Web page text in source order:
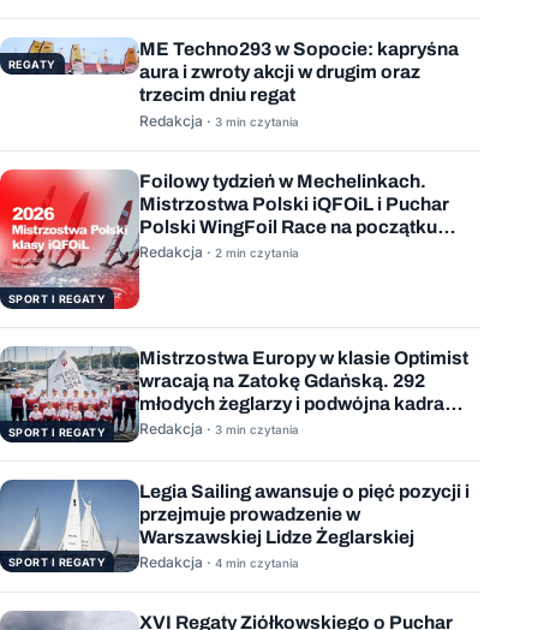
REGATY
ME Techno293 w Sopocie: kapryśna
aura i zwroty akcji w drugim oraz
trzecim dniu regat
Redakcja · 3 min czytania
SPORT I REGATY
Foilowy tydzień w Mechelinkach.
Mistrzostwa Polski iQFOiL i Puchar
Polski WingFoil Race na początku
sierpnia
Redakcja · 2 min czytania
SPORT I REGATY
Mistrzostwa Europy w klasie Optimist
wracają na Zatokę Gdańską. 292
młodych żeglarzy i podwójna kadra
Polski
Redakcja · 3 min czytania
SPORT I REGATY
Legia Sailing awansuje o pięć pozycji i
przejmuje prowadzenie w
Warszawskiej Lidze Żeglarskiej
Redakcja · 4 min czytania
XVI Regaty Ziółkowskiego o Puchar